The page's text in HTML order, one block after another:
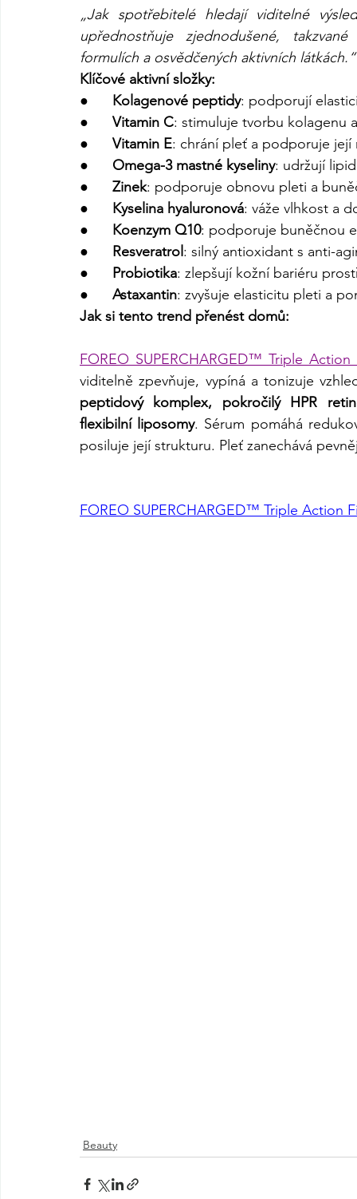
„Jak spotřebitelé hledají viditelné
upřednostňuje zjednodušené,
formulích a osvědčených aktivních látkách.“
Klíčové aktivní složky:
● Kolagenové peptidy: podporují
● Vitamin C: stimuluje tvorbu kolagenu
● Vitamin E: chrání pleť a podporuje její
● Omega-3 mastné kyseliny: udržují
● Zinek: podporuje obnovu pleti a
● Kyselina hyaluronová: váže vlhkost a
● Koenzym Q10: podporuje buněčnou
● Resveratrol : silný antioxidant s anti-
● Probiotika: zlepšují kožní bariéru
● Astaxantin: zvyšuje elasticitu pleti a
Jak si tento trend přenést domů:
FOREO SUPERCHARGED™ Triple
viditelně zpevňuje, vypíná a tonizuje
peptidový komplex, pokročilý HPR
flexibilní liposomy. Sérum pomáhá
posiluje její strukturu. Pleť zanechává
FOREO SUPERCHARGED™ Triple Action
Beauty